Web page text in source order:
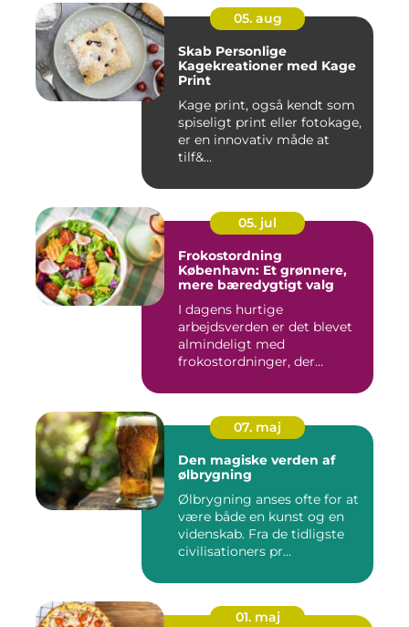
05. aug
Skab Personlige
Kagekreationer med Kage
Print
Kage print, også kendt som
spiseligt print eller fotokage,
er en innovativ måde at
tilf&...
05. jul
Frokostordning
København: Et grønnere,
mere bæredygtigt valg
I dagens hurtige
arbejdsverden er det blevet
almindeligt med
frokostordninger, der
07. maj
Den magiske verden af
ølbrygning
Ølbrygning anses ofte for at
være både en kunst og en
videnskab. Fra de tidligste
civilisationers pr...
01. maj